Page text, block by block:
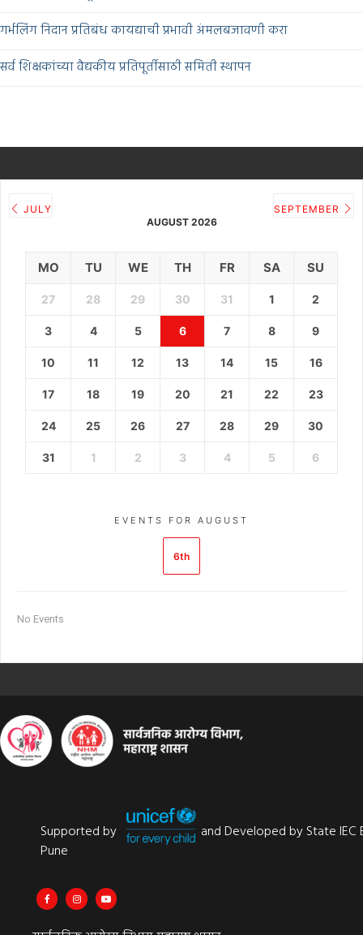
गर्भलिंग निदान प्रतिबंध कायद्याची प्रभावी अंमलबजावणी करा
सर्व शिक्षकांच्या वैद्यकीय प्रतिपूर्तीसाठी समिती स्थापन
JULY
AUGUST 2026
SEPTEMBER
MO TU WE TH FR SA SU
27 28 29 30 31 1 2
3 4 5 6 7 8 9
10 11 12 13 14 15 16
17 18 19 20 21 22 23
24 25 26 27 28 29 30
31 1 2 3 4 5 6
EVENTS FOR AUGUST
6th
No Events
Supported by
and Developed by State IEC
Pune